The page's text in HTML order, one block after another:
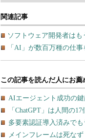
関連記事
ソフトウェア開発者は
「AI」が数百万種の仕